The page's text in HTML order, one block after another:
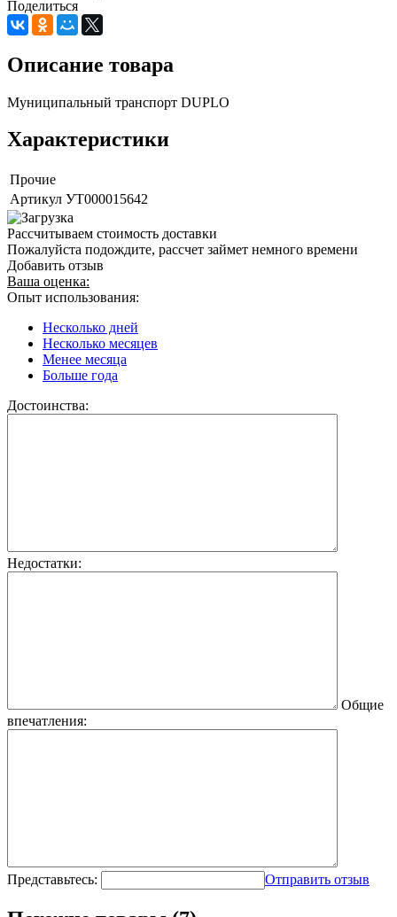
Поделиться
Описание товара
Муниципальный транспорт DUPLO
Характеристики
Прочие
Артикул УТ000015642
Рассчитываем стоимость доставки
Пожалуйста подождите, рассчет займет немного времени
Добавить отзыв
Ваша оценка:
Опыт использования:
Несколько дней
Несколько месяцев
Менее месяца
Больше года
Достоинства:
Недостатки:
Общие
впечатления:
Представьтесь: Отправить отзыв